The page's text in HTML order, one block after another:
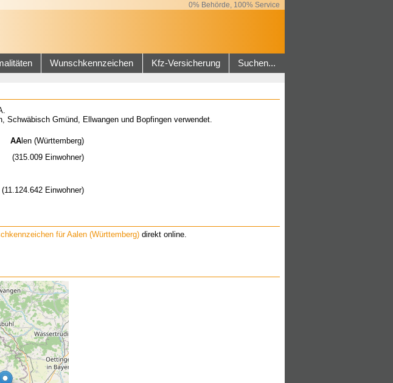
0% Behörde, 100% Service
Wunschkennzeichen Kfz-Versicherung Suchen...
Schwäbisch Gmünd, Ellwangen und Bopfingen verwendet.
AAlen (Württemberg)
(315.009 Einwohner)
(11.124.642 Einwohner)
für Aalen (Württemberg)direkt online.